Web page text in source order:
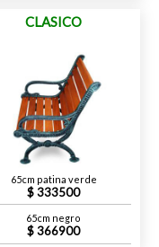
CLASICO
65cm patina verde
333500
65cm negro
366900